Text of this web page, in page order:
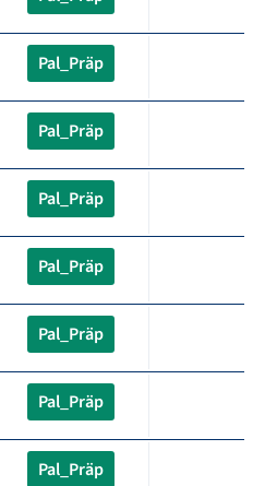
Pal_Präp
Pal_Präp
Pal_Präp
Pal_Präp
Pal_Präp
Pal_Präp
Pal_Präp